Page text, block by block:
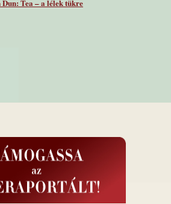
Dun: Tea – a lélek tükre